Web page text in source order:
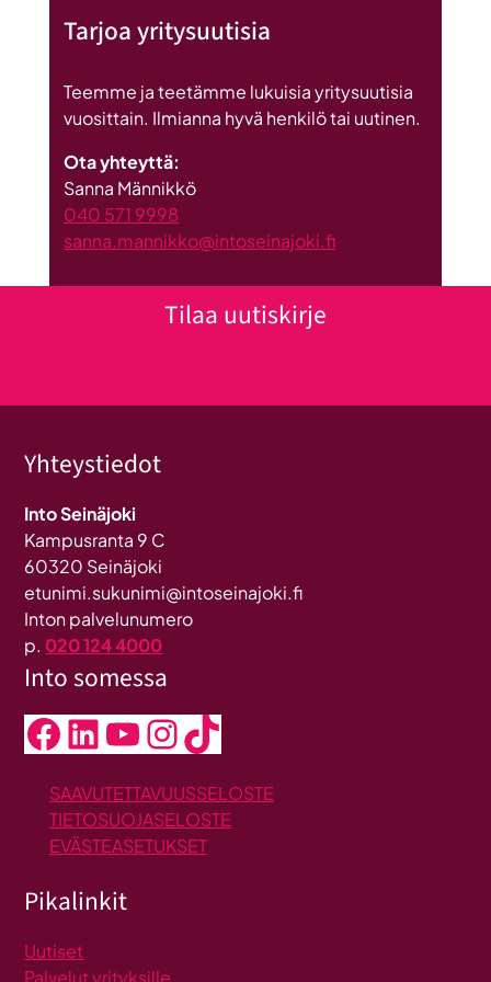
Tarjoa yritysuutisia
Teemme ja teetämme lukuisia yritysuutisia
vuosittain. Ilmianna hyvä henkilö tai uutinen.
Ota yhteyttä:
Sanna Männikkö
040 571 9998
sanna.mannikko@intoseinajoki.fi
Tilaa uutiskirje
Yhteystiedot
Into Seinäjoki
Kampusranta 9 C
60320 Seinäjoki
etunimi.sukunimi@intoseinajoki.fi
Inton palvelunumero
p. 020 124 4000
Into somessa
Facebook LinkedIn YouTube InstagramTikTok
SAAVUTETTAVUUSSELOSTE
TIETOSUOJASELOSTE
EVÄSTEASETUKSET
Pikalinkit
Uutiset